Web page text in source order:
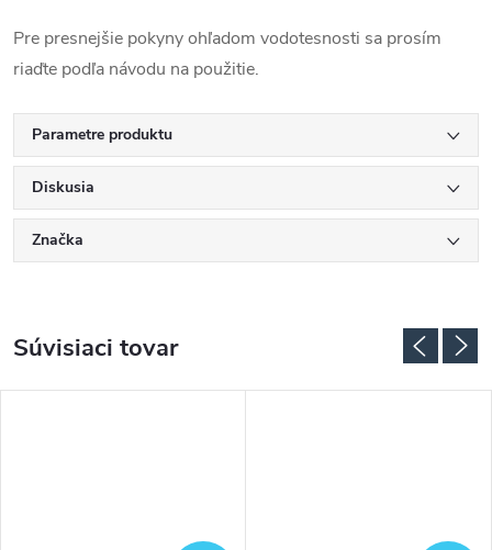
Pre presnejšie pokyny ohľadom vodotesnosti sa prosím
riaďte podľa návodu na použitie.
Parametre produktu
Diskusia
Značka
Súvisiaci tovar